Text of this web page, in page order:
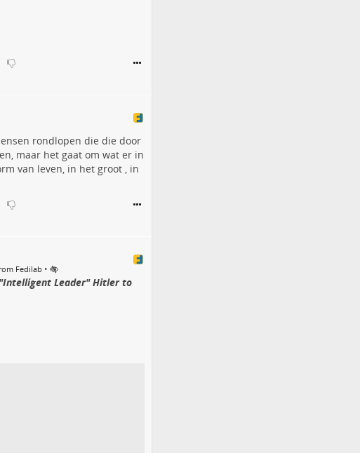
rondlopen die die door
maar het gaat om wat er in
van leven, in het groot , in
Fedilab •
"Intelligent Leader" Hitler to